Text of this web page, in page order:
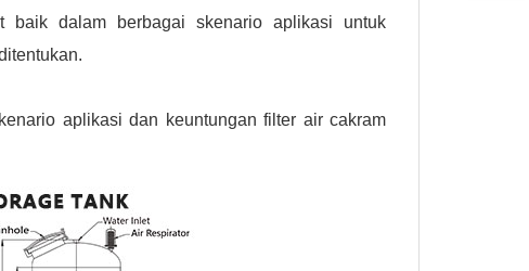
baik dalam berbagai skenario aplikasi untuk
aplikasi dan keuntungan filter air cakram